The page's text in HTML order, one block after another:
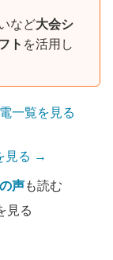
など大会シ
ト を活用し
一覧を見る
見る →
声も読む
見る